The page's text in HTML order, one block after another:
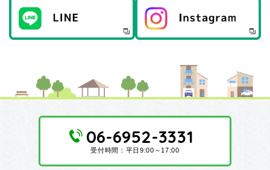
06-6952-3331
受付時間：平日9:00～17:00